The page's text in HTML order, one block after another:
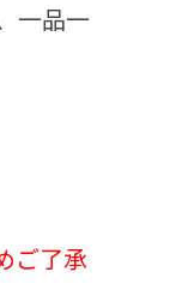
一品一
ご了承